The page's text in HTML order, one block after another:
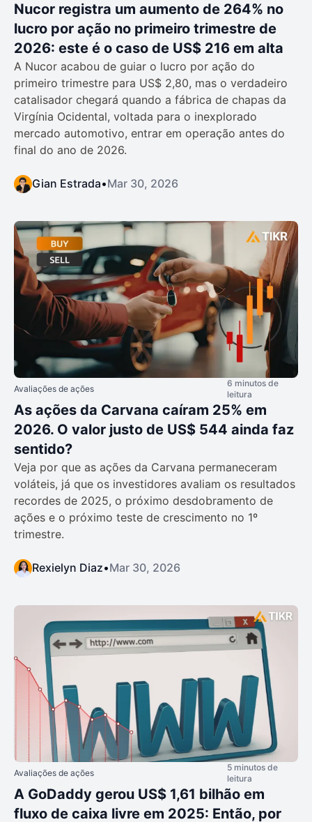
Nucor registra um aumento de 264% no
lucro por ação no primeiro trimestre de
2026: este é o caso de US$ 216 em alta
A Nucor acabou de guiar o lucro por ação do
primeiro trimestre para US$ 2,80, mas o verdadeiro
catalisador chegará quando a fábrica de chapas da
Virgínia Ocidental, voltada para o inexplorado
mercado automotivo, entrar em operação antes do
final do ano de 2026.
Gian Estrada•Mar 30, 2026
Avaliações de ações
6 minutos de
leitura
As ações da Carvana caíram 25% em
2026. O valor justo de US$ 544 ainda faz
sentido?
Veja por que as ações da Carvana permaneceram
voláteis, já que os investidores avaliam os resultados
recordes de 2025, o próximo desdobramento de
ações e o próximo teste de crescimento no 1º
trimestre.
Rexielyn Diaz•Mar 30, 2026
Avaliações de ações
5 minutos de
leitura
A GoDaddy gerou US$ 1,61 bilhão em
fluxo de caixa livre em 2025: Então, por